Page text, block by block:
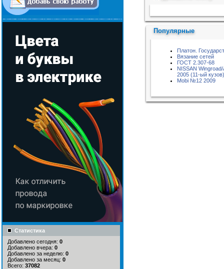
Статистика
Добавлено сегодня: 0
Добавлено вчера: 0
Добавлено за неделю: 0
Добавлено за месяц: 0
Всего: 37082
Популярные
Платон.
Вязание сетей
ГОСТ 2.307-68
NISSAN
2005 (11-ый кузов)
Mobi №12 2009